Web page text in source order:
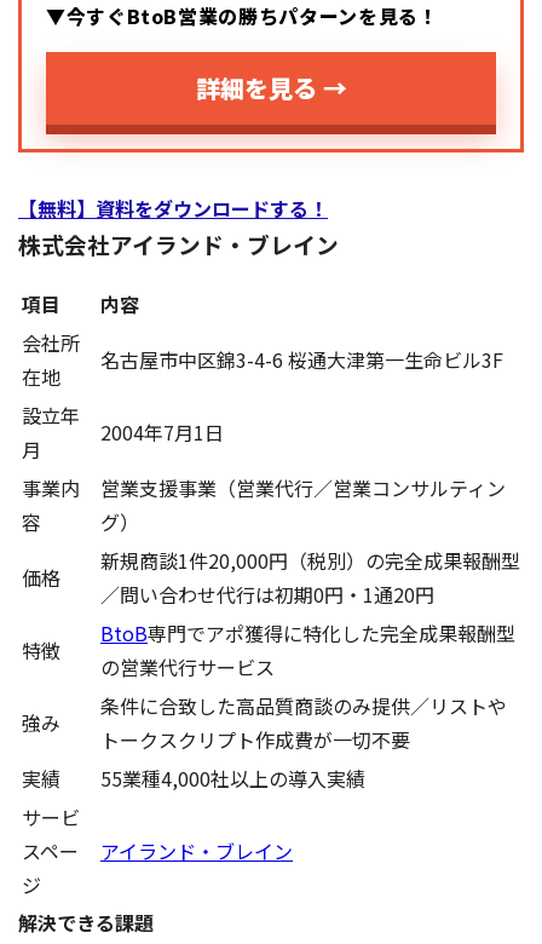
▼今すぐBtoB営業の勝ちパターンを見る！
詳細を見る →
【無料】資料をダウンロードする！
株式会社アイランド・ブレイン
項目
内容
会社所
在地
名古屋市中区錦3-4-6 桜通大津第一生命ビル3F
設立年
月
2004年7月1日
事業内
容
営業支援事業（営業代行／営業コンサルティン
グ）
価格
新規商談1件20,000円（税別）の完全成果報酬型
／問い合わせ代行は初期0円・1通20円
特徴
BtoB専門でアポ獲得に特化した完全成果報酬型
の営業代行サービス
強み
条件に合致した高品質商談のみ提供／リストや
トークスクリプト作成費が一切不要
実績
55業種4,000社以上の導入実績
サービ
スペー
ジ
アイランド・ブレイン
解決できる課題